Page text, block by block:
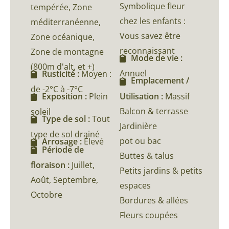
tempérée, Zone
méditerranéenne,
Zone océanique,
Zone de montagne
(800m d'alt, et +)
Rusticité : Moyen :
de -2°C à -7°C
Exposition : Plein
soleil
Type de sol :Tout
type de sol drainé
Arrosage : Élevé
Période de
floraison : Juillet,
Août, Septembre,
Octobre
Symbolique fleur
chez les enfants :
Vous savez être
reconnaissant
Mode de vie :
Annuel
Emplacement /
Utilisation : Massif
Balcon & terrasse
Jardinière
pot ou bac
Buttes & talus
Petits jardins & petits
espaces
Bordures & allées
Fleurs coupées